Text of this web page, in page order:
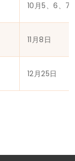
10月5、6、7
11月8日
12月25日